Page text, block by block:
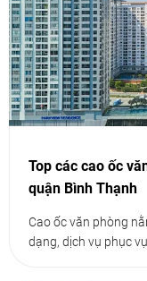
Top các cao ốc
quận Bình Thạnh
Cao ốc văn phòng
dạng, dịch vụ phục